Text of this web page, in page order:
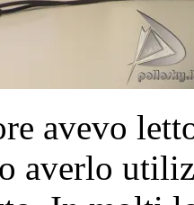
avevo
averlo